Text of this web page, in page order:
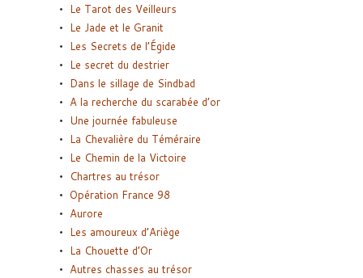
Le Tarot des Veilleurs
Le Jade et le Granit
Les Secrets de l’Égide
Le secret du destrier
Dans le sillage de Sindbad
A la recherche du scarabée d’or
Une journée fabuleuse
La Chevalière du Téméraire
Le Chemin de la Victoire
Chartres au trésor
Opération France 98
Aurore
Les amoureux d’Ariège
La Chouette d’Or
Autres chasses au trésor